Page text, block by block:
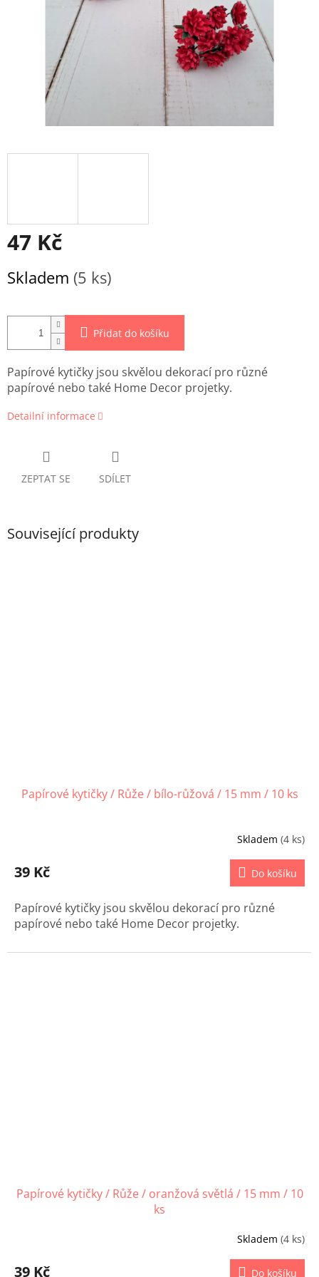
47 Kč
cena:
Skladem (5 ks)
Přidat do košíku
Papírové kytičky jsou skvělou dekorací pro různé
papírové nebo také Home Decor projetky.
Detailní informace
ZEPTAT SE SDÍLET
Související produkty
Papírové kytičky / Růže / bílo-růžová / 15 mm / 10 ks
Skladem (4 ks)
39 Kč Do košíku
Papírové kytičky jsou skvělou dekorací pro různé
papírové nebo také Home Decor projetky.
Papírové kytičky / Růže / oranžová světlá / 15 mm / 10
ks
Skladem (4 ks)
39 Kč Do košíku